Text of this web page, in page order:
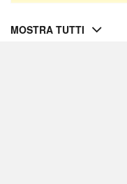
MOSTRA TUTTI